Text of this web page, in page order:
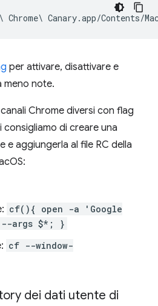
per attivare, disattivare e
meno note.
Chrome diversi con flag
di creare una
e aggiungerla al file RC della
cf(){ open -a 'Google
--args $*; }
cf --window-
dei dati utente di